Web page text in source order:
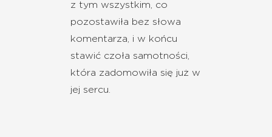
z tym wszystkim, co
pozostawiła bez słowa
komentarza, i w końcu
stawić czoła samotności,
która zadomowiła się już w
jej sercu.